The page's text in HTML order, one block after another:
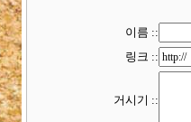
이름 ::
링크 ::
거시기 ::